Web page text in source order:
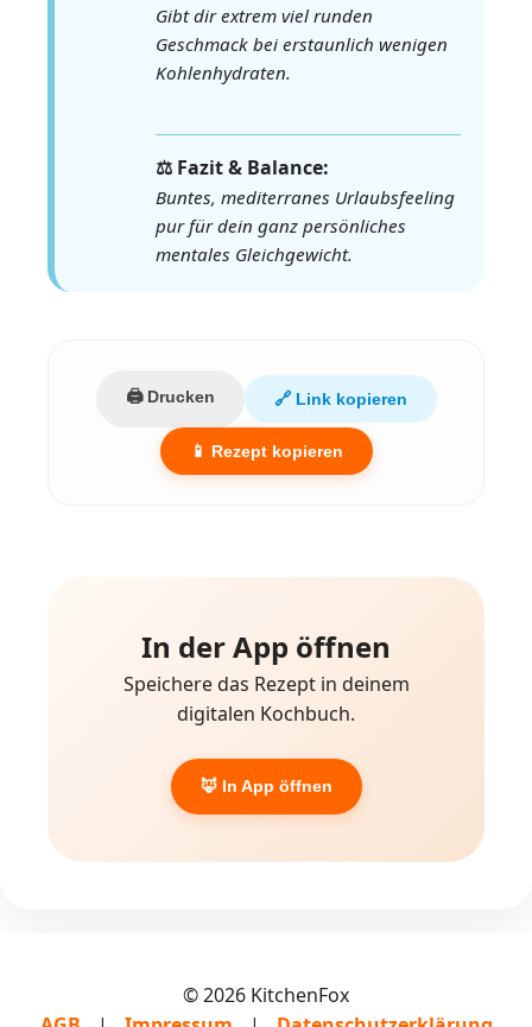
Gibt dir extrem viel runden
Geschmack bei erstaunlich wenigen
Kohlenhydraten.
⚖️ Fazit & Balance:
Buntes, mediterranes Urlaubsfeeling
pur für dein ganz persönliches
mentales Gleichgewicht.
🖨️ Drucken 🔗 Link kopieren
📱 Rezept kopieren
In der App öffnen
Speichere das Rezept in deinem
digitalen Kochbuch.
🦊 In App öffnen
© 2026 KitchenFox